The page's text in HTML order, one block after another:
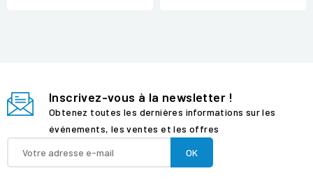
Inscrivez-vous à la newsletter !
Obtenez toutes les dernières informations sur les
événements, les ventes et les offres